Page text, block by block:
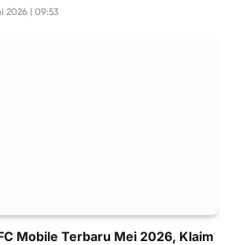
2026 | 09:53
Mobile Terbaru Mei 2026, Klaim